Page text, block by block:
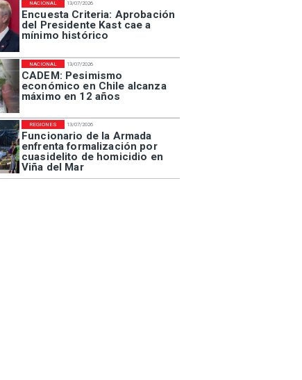
13/07/2026
Encuesta Criteria: Aprobación
del Presidente Kast cae a
mínimo histórico
NACIONAL
13/07/2026
CADEM: Pesimismo
económico en Chile alcanza
máximo en 12 años
NACIONAL
13/07/2026
Funcionario de la Armada
enfrenta formalización por
cuasidelito de homicidio en
Viña del Mar
REGIONES